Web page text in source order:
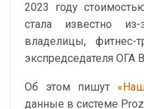
2023 году
стала известно
владелицы,
экспредседателя ОГА
Об этом пишут
данные в системе